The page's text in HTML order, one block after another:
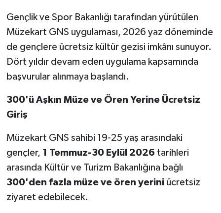
Gençlik ve Spor Bakanlığı tarafından yürütülen
Müzekart GNS uygulaması, 2026 yaz döneminde
de gençlere ücretsiz kültür gezisi imkânı sunuyor.
Dört yıldır devam eden uygulama kapsamında
başvurular alınmaya başlandı.
300'ü Aşkın Müze ve Ören Yerine Ücretsiz
Giriş
Müzekart GNS sahibi 19-25 yaş arasındaki
gençler, 1 Temmuz-30 Eylül 2026 tarihleri
arasında Kültür ve Turizm Bakanlığına bağlı
300'den fazla müze ve ören yeriniücretsiz
ziyaret edebilecek.